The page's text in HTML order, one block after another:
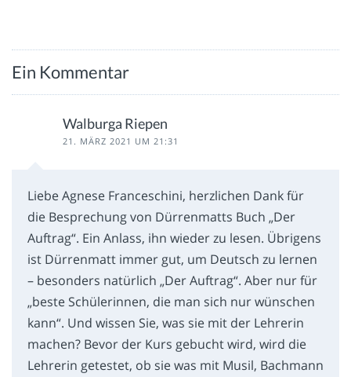
Ein Kommentar
Walburga Riepen
21. MÄRZ 2021 UM 21:31
Liebe Agnese Franceschini, herzlichen Dank für
die Besprechung von Dürrenmatts Buch „Der
Auftrag“. Ein Anlass, ihn wieder zu lesen. Übrigens
ist Dürrenmatt immer gut, um Deutsch zu lernen
– besonders natürlich „Der Auftrag“. Aber nur für
„beste Schülerinnen, die man sich nur wünschen
kann“. Und wissen Sie, was sie mit der Lehrerin
machen? Bevor der Kurs gebucht wird, wird die
Lehrerin getestet, ob sie was mit Musil, Bachmann